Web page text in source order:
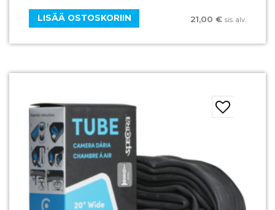
21,00 € sis. alv.
LISÄÄ OSTOSKORIIN